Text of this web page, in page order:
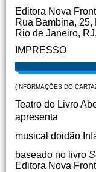
Editora Nova
Rua Bambina,
Rio de Janeiro,
IMPRESSO
(INFORMAÇÕES DO
Teatro do Livro
apresenta
musical doidão
baseado no livro
Editora Nova